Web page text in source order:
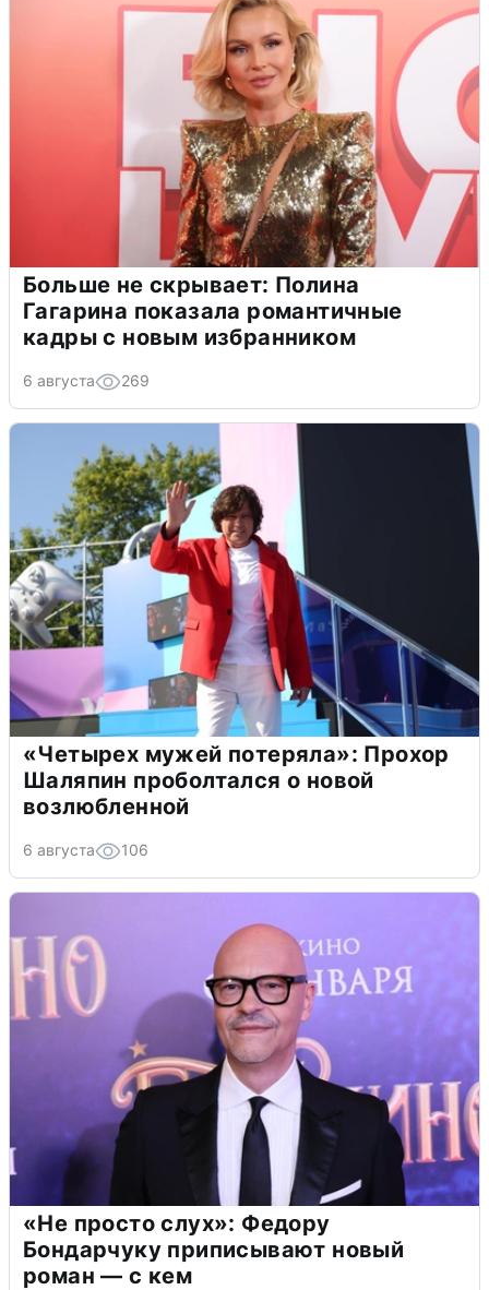
Больше не скрывает: Полина
Гагарина показала романтичные
кадры с новым избранником
6 августа 269
«Четырех мужей потеряла»: Прохор
Шаляпин проболтался о новой
возлюбленной
6 августа 106
«Не просто слух»: Федору
Бондарчуку приписывают новый
роман — с кем